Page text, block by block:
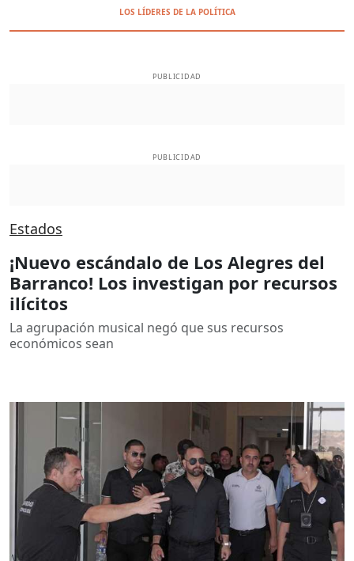
LOS LÍDERES DE LA POLÍTICA
PUBLICIDAD
PUBLICIDAD
Estados
¡Nuevo escándalo de Los Alegres del
Barranco! Los investigan por recursos
ilícitos
La agrupación musical negó que sus recursos
económicos sean